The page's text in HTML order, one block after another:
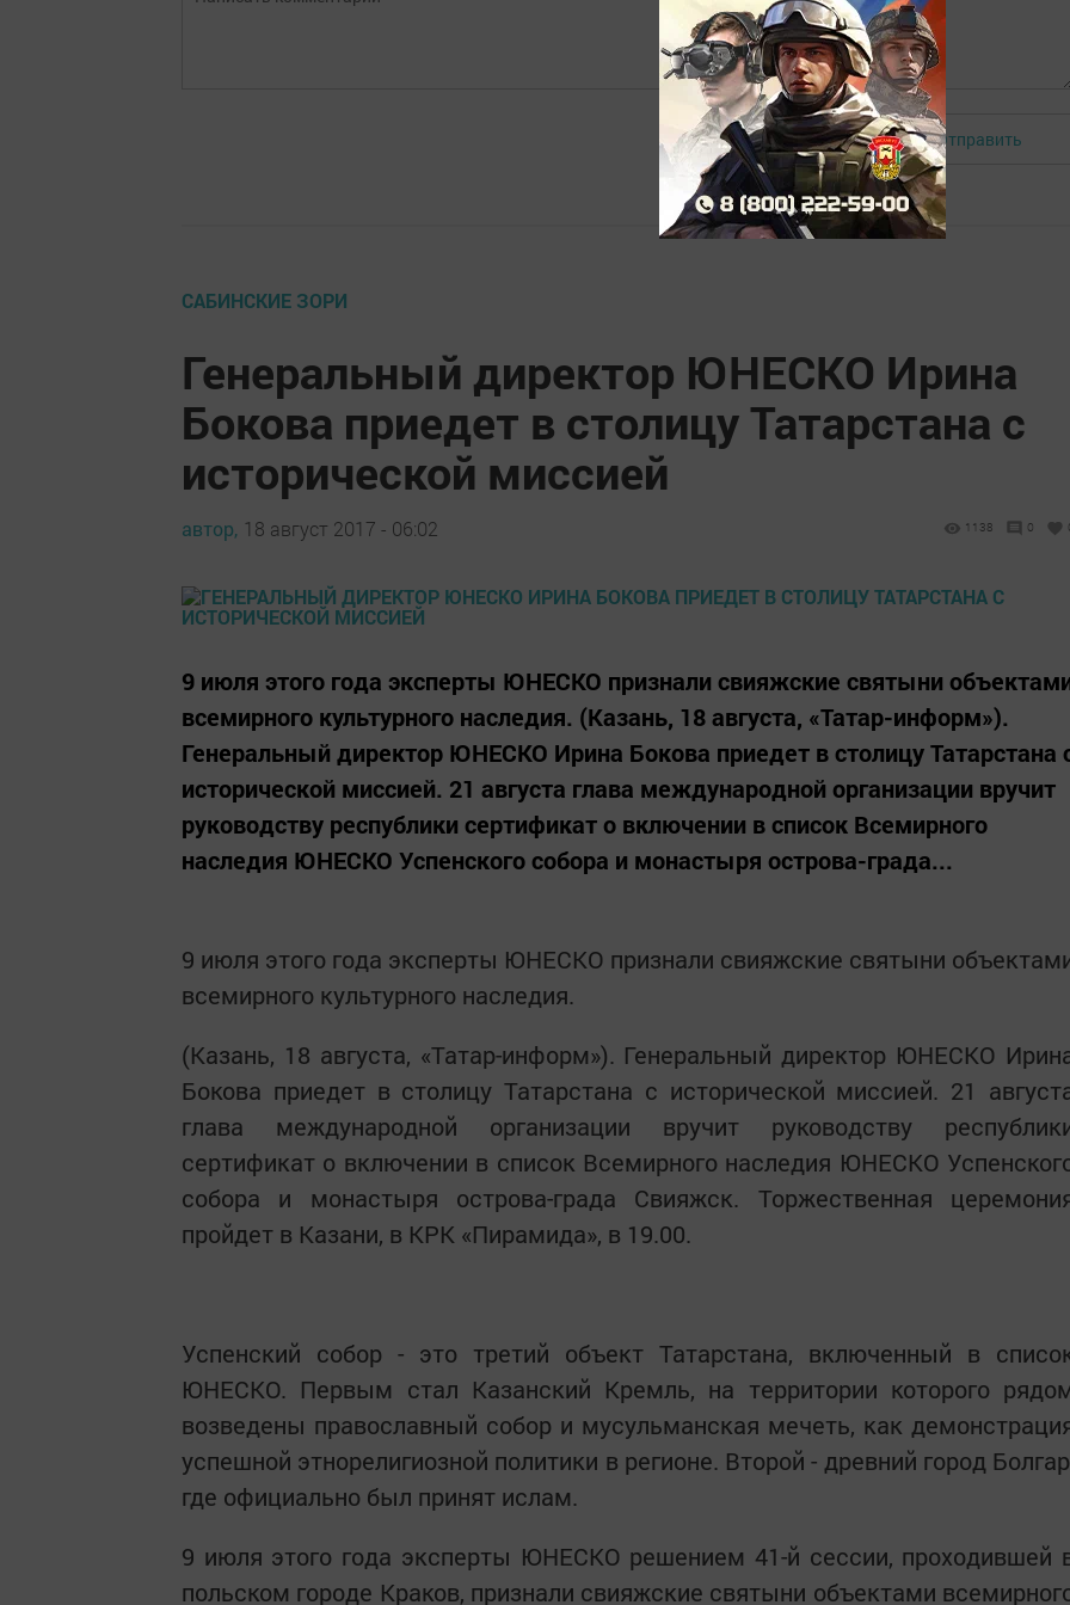
Авторизоваться Отправить
САБИНСКИЕ ЗОРИ
Генеральный директор ЮНЕСКО Ирина
Бокова приедет в столицу Татарстана с
исторической миссией
автор, 18 август 2017 - 06:02 1138 0
9 июля этого года эксперты ЮНЕСКО признали свияжские святыни
всемирного культурного наследия. (Казань, 18 августа, «Татар-информ»).
Генеральный директор ЮНЕСКО Ирина Бокова приедет в столицу Татарстана
исторической миссией. 21 августа глава международной организации вручит
руководству республики сертификат о включении в список Всемирного
наследия ЮНЕСКО Успенского собора и монастыря острова-града...
9 июля этого года эксперты ЮНЕСКО признали свияжские святыни
всемирного культурного наследия.
(Казань, 18 августа, «Татар-информ»). Генеральный директор ЮНЕСКО
Бокова приедет в столицу Татарстана с исторической миссией. 21
глава международной организации вручит руководству
сертификат о включении в список Всемирного наследия ЮНЕСКО
собора и монастыря острова-града Свияжск. Торжественная
пройдет в Казани, в КРК «Пирамида», в 19.00.
Успенский собор - это третий объект Татарстана, включенный в
ЮНЕСКО. Первым стал Казанский Кремль, на территории которого
возведены православный собор и мусульманская мечеть, как
успешной этнорелигиозной политики в регионе. Второй - древний город
где официально был принят ислам.
9 июля этого года эксперты ЮНЕСКО решением 41-й сессии, проходившей
польском городе Краков, признали свияжские святыни объектами